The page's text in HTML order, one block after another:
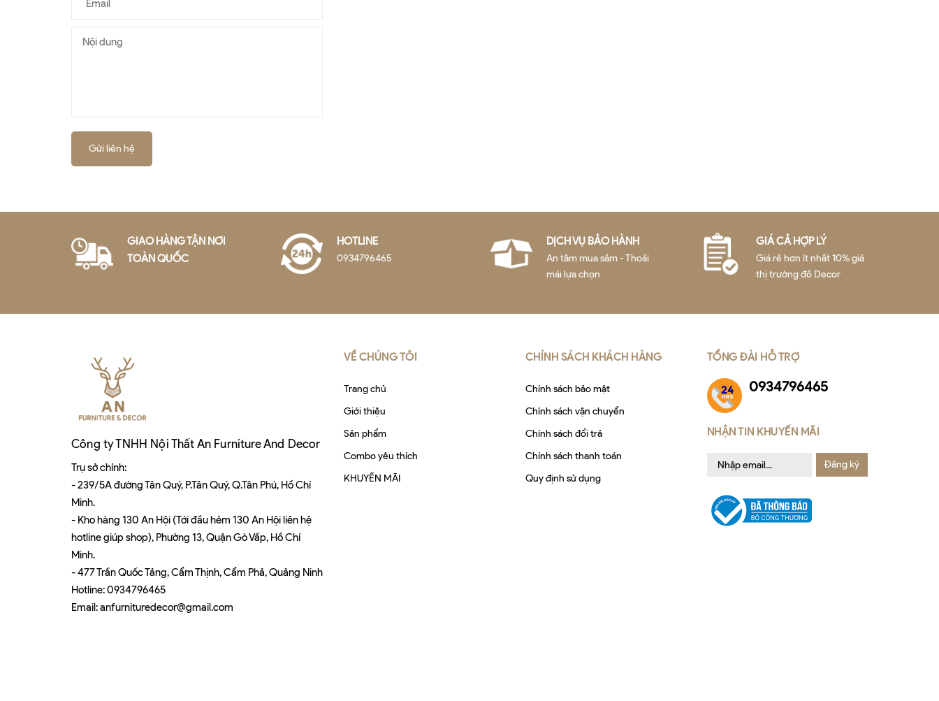
Gửi liên hệ
GIAO HÀNG TẬN NƠI
TOÀN QUỐC
HOTLINE
0934796465
DỊCH VỤ BẢO HÀNH
An tâm mua sắm - Thoải
mái lựa chọn
GIÁ CẢ HỢP LÝ
Giá rẻ hơn ít nhất 10% giá
thị trường đồ Decor
Công ty TNHH Nội Thất An Furniture And Decor
Trụ sở chính:
- 239/5A đường Tân Quý, P.Tân Quý, Q.Tân Phú, Hồ Chí
Minh.
- Kho hàng 130 An Hội (Tới đầu hẻm 130 An Hội liên hệ
hotline giúp shop), Phường 13, Quận Gò Vấp, Hồ Chí
Minh.
- 477 Trần Quốc Tảng, Cẩm Thịnh, Cẩm Phả, Quảng Ninh
Hotline:0934796465
Email:anfurnituredecor@gmail.com
VỀ CHÚNG TÔI
Trang chủ
Giới thiệu
Sản phẩm
Combo yêu thích
KHUYẾN MÃI
CHÍNH SÁCH KHÁCH HÀNG
Chính sách bảo mật
Chính sách vận chuyển
Chính sách đổi trả
Chính sách thanh toán
Quy định sử dụng
TỔNG ĐÀI HỖ TRỢ
0934796465
NHẬN TIN KHUYẾN MÃI
Đăng ký